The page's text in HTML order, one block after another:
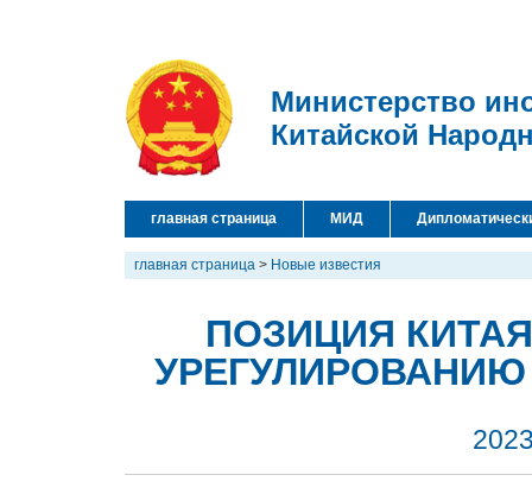
Министерство
Китайской
главная страница МИД
главная страница > Новые известия
ПОЗИЦИЯ